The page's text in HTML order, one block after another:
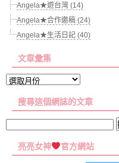
Angela★遊台灣 (14)
Angela★合作邀稿 (24)
Angela★生活日記 (40)
文章彙集
文
彙
搜尋這個網誌的文章
關
亮亮女神 官方網站